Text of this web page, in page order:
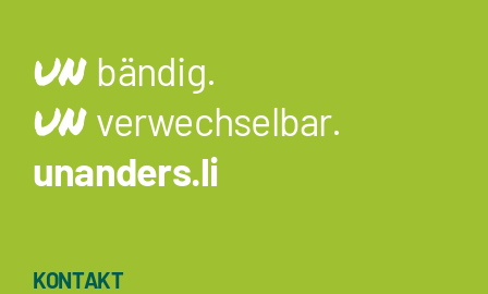
KONTAKT
UN bändig.
UN verwechselbar.
unanders.li